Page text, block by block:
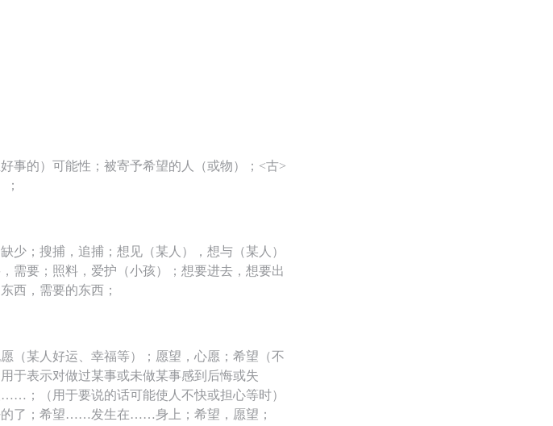
事的）可能性；被寄予希望的人（或物）；<古>
少；搜捕，追捕；想见（某人），想与（某人）
需要；照料，爱护（小孩）；想要进去，想要出
西，需要的东西；
（某人好运、幸福等）；愿望，心愿；希望（不
于表示对做过某事或未做某事感到后悔或失
；（用于要说的话可能使人不快或担心等时）
的了；希望……发生在……身上；希望，愿望；